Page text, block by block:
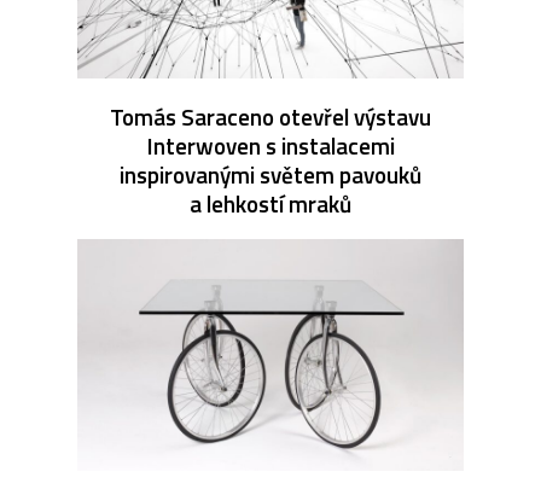
Tomás Saraceno otevřel výstavu
Interwoven s instalacemi
inspirovanými světem pavouků
a lehkostí mraků